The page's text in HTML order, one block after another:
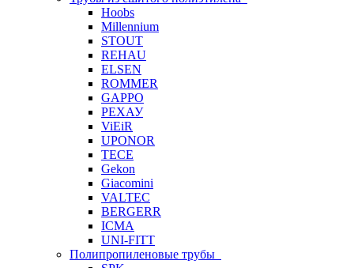
Hoobs
Millennium
STOUT
REHAU
ELSEN
ROMMER
GAPPO
РЕХАУ
ViEiR
UPONOR
TECE
Gekon
Giacomini
VALTEC
BERGERR
ICMA
UNI-FITT
Полипропиленовые трубы